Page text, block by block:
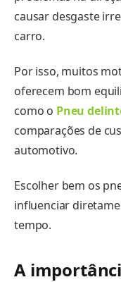
causar desgaste
carro.
Por isso, muitos
oferecem bom
como o Pneu
comparações de
automotivo.
Escolher bem os
influenciar
tempo.
A